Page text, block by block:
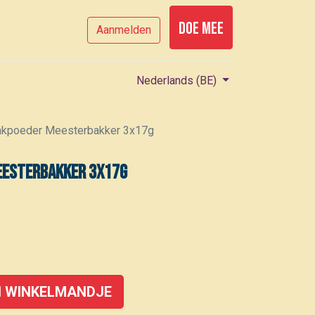
Aanmelden Doe mee
Nederlands (BE)
Meesterbakker 3x17g
3x17g
WINKELMANDJE